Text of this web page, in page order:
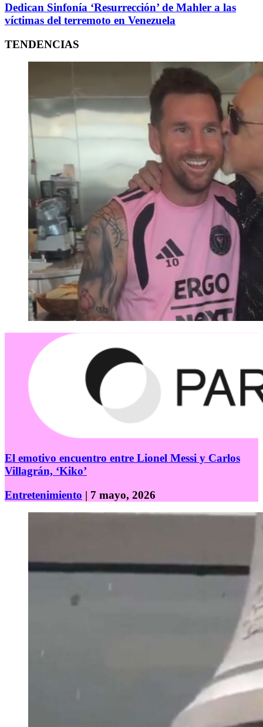
Dedican Sinfonía ‘Resurrección’ de Mahler a las
víctimas del terremoto en Venezuela
TENDENCIAS
El emotivo encuentro entre Lionel Messi y Carlos
Villagrán, ‘Kiko’
Entretenimiento | 7 mayo, 2026